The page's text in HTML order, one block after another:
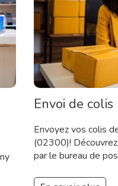
Envoi de colis
Envoyez vos colis
(02300)!
par le bureau de